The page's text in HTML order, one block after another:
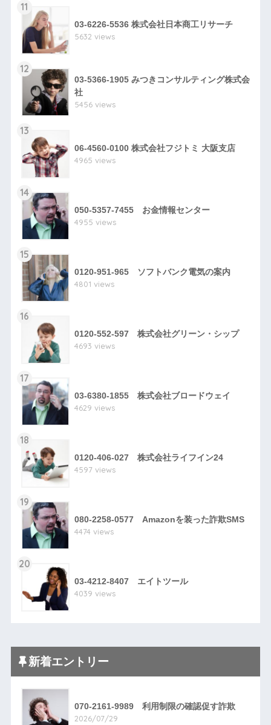
11
03-6226-5536 株式会社日本商工リサーチ
5632 views
12
03-5366-1905 みつきコンサルティング株式会
社
5456 views
13
06-4560-0100 株式会社フジトミ 大阪支店
4965 views
14
050-5357-7455 お金情報センター
4955 views
15
0120-951-965 ソフトバンク電気の案内
4801 views
16
0120-552-597 株式会社グリーン・シップ
4693 views
17
03-6380-1855 株式会社ブロードウェイ
4629 views
18
0120-406-027 株式会社ライフイン24
4597 views
19
080-2258-0577 Amazonを装った詐欺SMS
4474 views
20
03-4212-8407 エイトツール
4039 views
新着エントリー
070-2161-9989 利用制限の確認促す詐欺
2026/07/29